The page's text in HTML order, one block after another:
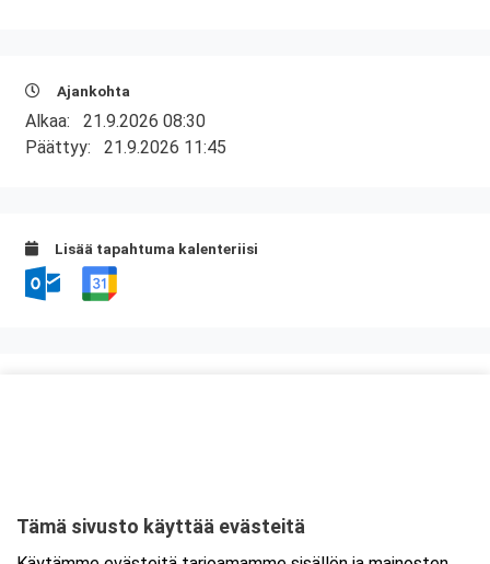
Ajankohta
Alkaa: 21.9.2026 08:30
Päättyy: 21.9.2026 11:45
Lisää tapahtuma kalenteriisi
Tarkempi kartta ja ajo-ohjeet
Tämä sivusto käyttää evästeitä